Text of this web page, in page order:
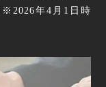
※2026年4月1日時